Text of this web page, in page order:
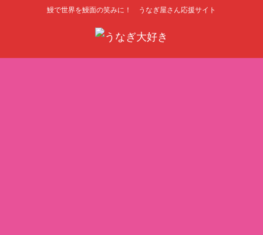
鰻で世界を鰻面の笑みに！ うなぎ屋さん応援サイト